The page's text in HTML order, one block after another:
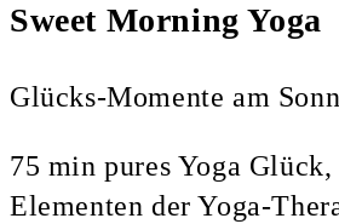
Sweet Morning Yoga
Glücks-Momente am
75 min pures Yoga
Elementen der Yoga-